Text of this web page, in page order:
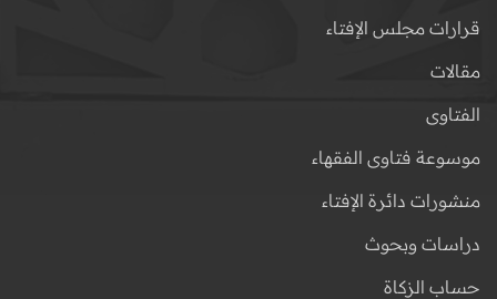
قرارات مجلس الإفتاء
مقالات
الفتاوى
موسوعة فتاوى الفقهاء
منشورات دائرة الإفتاء
دراسات وبحوث
حساب الزكاة